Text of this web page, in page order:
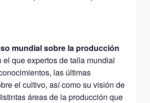
mundial sobre la producción
el que expertos de talla mundial
las últimas
el cultivo, así como su visión de
áreas de la producción que